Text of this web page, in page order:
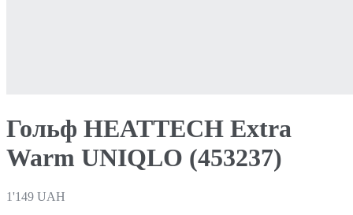
Гольф HEATTECH Extra
Warm UNIQLO (453237)
1'149 UAH